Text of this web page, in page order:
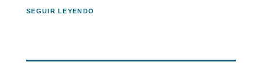
SEGUIR LEYENDO